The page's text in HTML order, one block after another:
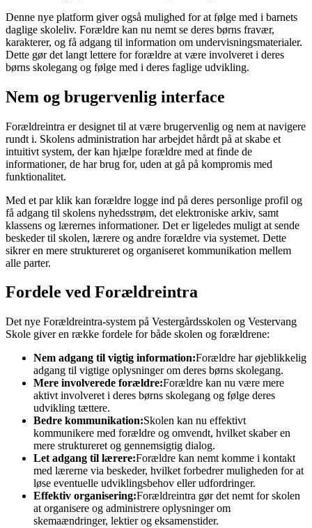
Denne nye platform giver også mulighed for at følge med i barnets
daglige skoleliv. Forældre kan nu nemt se deres børns fravær,
karakterer, og få adgang til information om undervisningsmaterialer.
Dette gør det langt lettere for forældre at være involveret i deres
børns skolegang og følge med i deres faglige udvikling.
Nem og brugervenlig interface
Forældreintra er designet til at være brugervenlig og nem at navigere
rundt i. Skolens administration har arbejdet hårdt på at skabe et
intuitivt system, der kan hjælpe forældre med at finde de
informationer, de har brug for, uden at gå på kompromis med
funktionalitet.
Med et par klik kan forældre logge ind på deres personlige profil og
få adgang til skolens nyhedsstrøm, det elektroniske arkiv, samt
klassens og lærernes informationer. Det er ligeledes muligt at sende
beskeder til skolen, lærere og andre forældre via systemet. Dette
sikrer en mere struktureret og organiseret kommunikation mellem
alle parter.
Fordele ved Forældreintra
Det nye Forældreintra-system på Vestergårdsskolen og Vestervang
Skole giver en række fordele for både skolen og forældrene:
Nem adgang til vigtig information:Forældre har øjeblikkelig
adgang til vigtige oplysninger om deres børns skolegang.
Mere involverede forældre:Forældre kan nu være mere
aktivt involveret i deres børns skolegang og følge deres
udvikling tættere.
Bedre kommunikation:Skolen kan nu effektivt
kommunikere med forældre og omvendt, hvilket skaber en
mere struktureret og gennemsigtig dialog.
Let adgang til lærere:Forældre kan nemt komme i kontakt
med lærerne via beskeder, hvilket forbedrer muligheden for at
løse eventuelle udviklingsbehov eller udfordringer.
Effektiv organisering:Forældreintra gør det nemt for skolen
at organisere og administrere oplysninger om
skemaændringer, lektier og eksamenstider.